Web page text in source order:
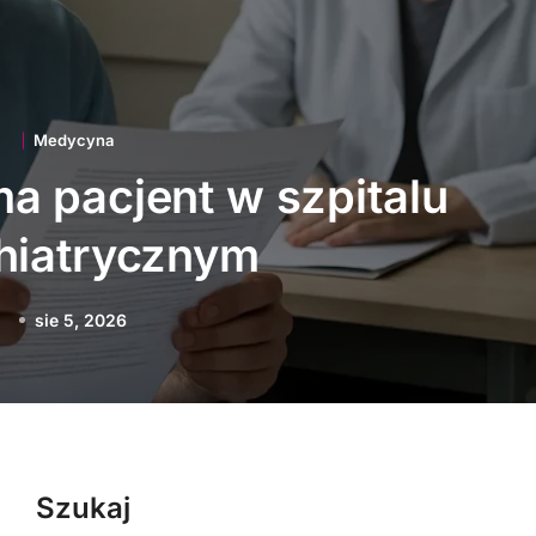
Medycyna
technologiczne
medycynę
sie 3, 2026
Szukaj